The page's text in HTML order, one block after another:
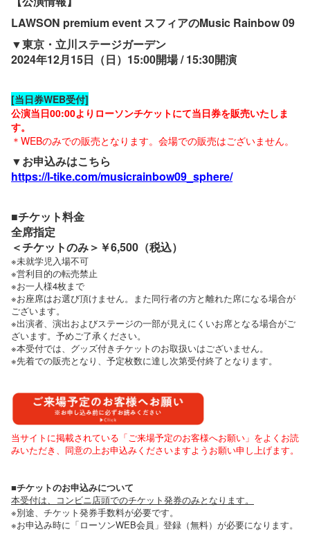
LAWSON premium event スフィアのMusic Rainbow 09
▼東京・立川ステージガーデン
2024年12月15日（日）15:00開場 / 15:30開演
[当日券WEB受付]
公演当日00:00よりローソンチケットにて当日券を販売いたしま
す。
＊WEBのみでの販売となります。会場での販売はございません。
▼お申込みはこちら
https://l-tike.com/musicrainbow09_sphere/
■チケット料金
全席指定
＜チケットのみ＞￥6,500（税込）
※未就学児入場不可
※営利目的の転売禁止
※お一人様4枚まで
※お座席はお選び頂けません。また同行者の方と離れた席になる場合が
ございます。
※出演者、演出およびステージの一部が見えにくいお席となる場合がご
ざいます。予めご了承ください。
※本受付では、グッズ付きチケットのお取扱いはございません。
※先着での販売となり、予定枚数に達し次第受付終了となります。
当サイトに掲載されている「ご来場予定のお客様へお願い」をよくお読
みいただき、同意の上お申込みくださいますようお願い申し上げます。
■チケットのお申込みについて
本受付は、コンビニ店頭でのチケット発券のみとなります。
※別途、チケット発券手数料が必要です。
※お申込み時に「ローソンWEB会員」登録（無料）が必要になります。